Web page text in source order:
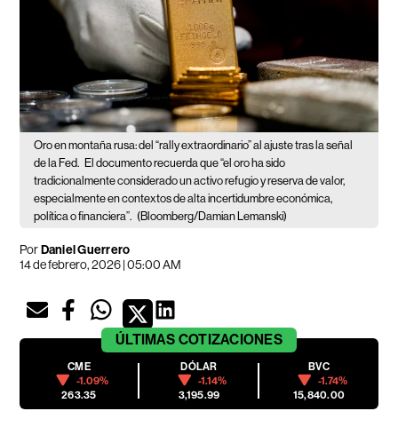
Oro en montaña rusa: del “rally extraordinario” al ajuste tras la señal
de la Fed. El documento recuerda que “el oro ha sido
tradicionalmente considerado un activo refugio y reserva de valor,
especialmente en contextos de alta incertidumbre económica,
política o financiera”. (Bloomberg/Damian Lemanski)
PorDaniel Guerrero
14 de febrero, 2026 | 05:00 AM
ÚLTIMAS COTIZACIONES
CME
-1.09%
263.35
DÓLAR
-1.14%
3,195.99
BVC
-1.74%
15,840.00